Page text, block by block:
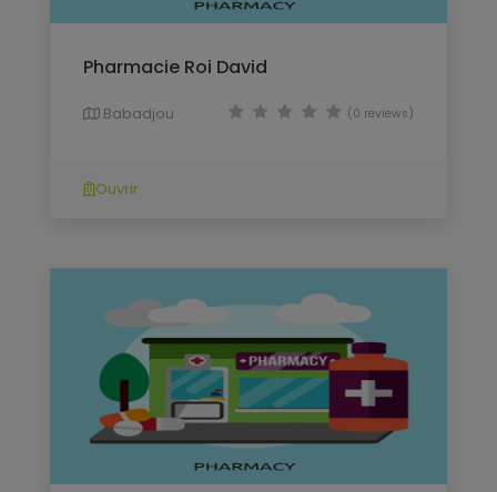
Pharmacie Roi David
Babadjou (0 reviews)
Ouvrir